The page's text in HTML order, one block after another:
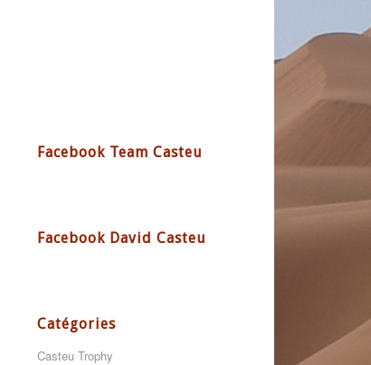
Facebook Team Casteu
Facebook David Casteu
Catégories
Casteu Trophy